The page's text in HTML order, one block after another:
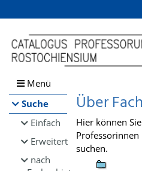
Browsen
direkt zum Inhalt
Menü
Suche
Einfach
Erweitert
nach
Über
Hier können
Professorinnen
suchen.